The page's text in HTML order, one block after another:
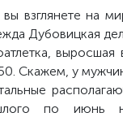
вы взглянете на
Дубовицкая
Скажем, у
по июнь